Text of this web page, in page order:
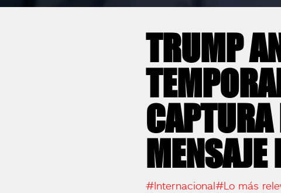
TRUMP
#Internacional#Lo más